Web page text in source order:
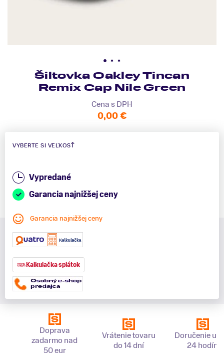
Šiltovka Oakley Tincan
Remix Cap Nile Green
Cena s DPH
0,00 €
VYBERTE SI VEĽKOSŤ
Vypredané
Garancia najnižšej ceny
Garancia najnižšej ceny
Kalkulačka splátok
Doprava
zadarmo nad
50 eur
Vrátenie tovaru
do 14 dní
Doručenie už
24 hodín